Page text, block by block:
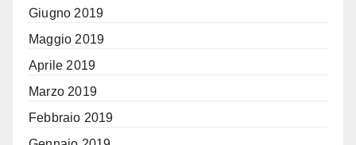
Giugno 2019
Maggio 2019
Aprile 2019
Marzo 2019
Febbraio 2019